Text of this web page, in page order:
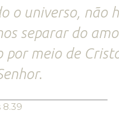
o universo, não
separar do
por meio de
8.39